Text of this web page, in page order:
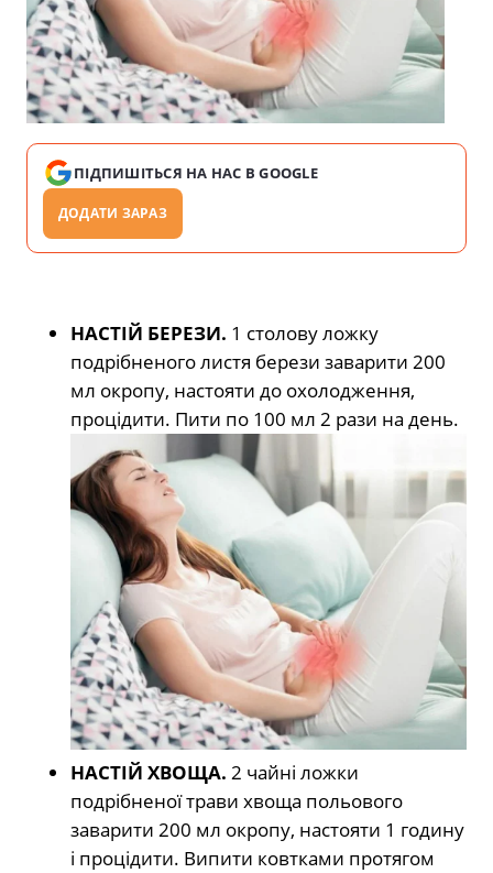
ПІДПИШІТЬСЯ НА НАС В GOOGLE
ДОДАТИ ЗАРАЗ
НАСТІЙ БЕРЕЗИ. 1 столову ложку
подрібненого листя берези заварити 200
мл окропу, настояти до охолодження,
процідити. Пити по 100 мл 2 рази на день.
НАСТІЙ ХВОЩА. 2 чайні ложки
подрібненої трави хвоща польового
заварити 200 мл окропу, настояти 1 годину
і процідити. Випити ковтками протягом